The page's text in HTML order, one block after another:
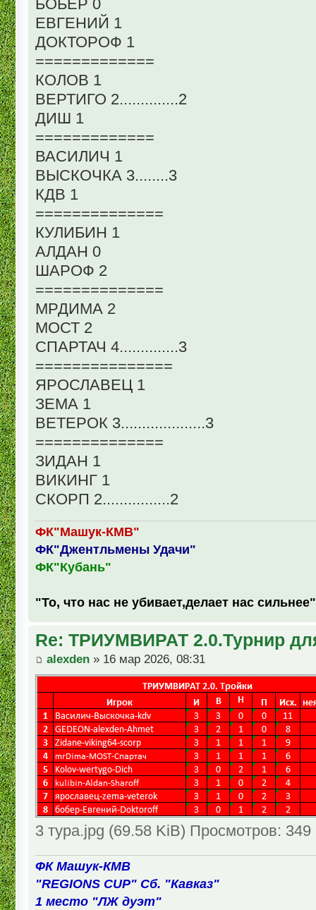
БОБЕР 0
ЕВГЕНИЙ 1
ДОКТОРОФ 1
=============
КОЛОВ 1
ВЕРТИГО 2..............2
ДИШ 1
=============
ВАСИЛИЧ 1
ВЫСКОЧКА 3........3
КДВ 1
==============
КУЛИБИН 1
АЛДАН 0
ШАРОФ 2
==============
МРДИМА 2
МОСТ 2
СПАРТАЧ 4..............3
===============
ЯРОСЛАВЕЦ 1
ЗЕМА 1
ВЕТЕРОК 3....................3
==============
ЗИДАН 1
ВИКИНГ 1
СКОРП 2................2
ФК"Машук-КМВ"
ФК"Джентльмены Удачи"
ФК"Кубань"
"То, что нас не убивает,делает нас сильнее"
Re: ТРИУМВИРАТ 2.0.Турнир
alexden » 16 мар 2026, 08:31
3 тура.jpg (69.58 KiB) Просмотров: 349
ФК Машук-КМВ
"REGIONS CUP" Сб. "Кавказ"
1 место "ЛЖ дуэт"